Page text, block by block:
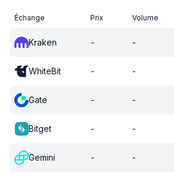
Échange Prix Volume
Kraken - -
WhiteBit - -
Gate - -
Bitget - -
Gemini - -